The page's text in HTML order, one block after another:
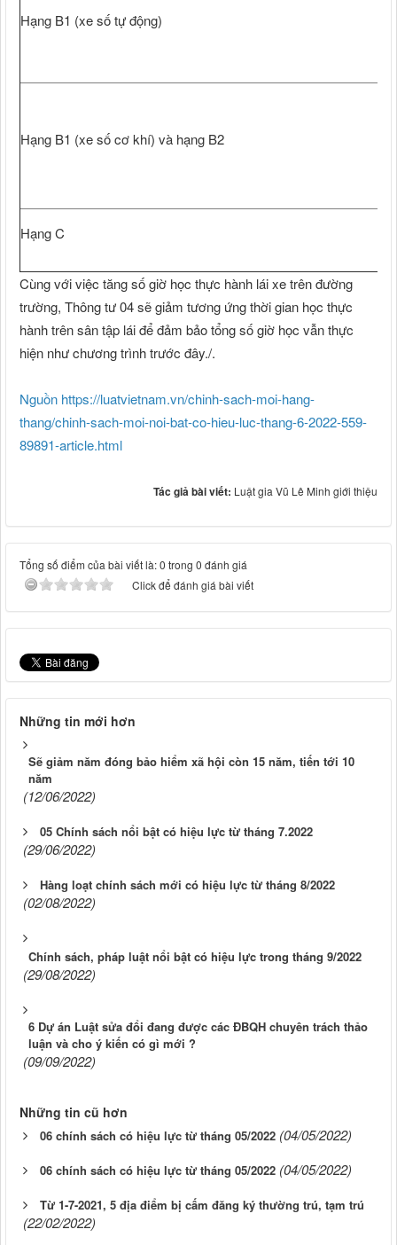
Hạng B1 (xe số tự động)
Hạng B1 (xe số cơ khí) và hạng B2
Hạng C
Cùng với việc tăng số giờ học thực hành lái xe trên đường
trường, Thông tư 04 sẽ giảm tương ứng thời gian học thực
hành trên sân tập lái để đảm bảo tổng số giờ học vẫn thực
hiện như chương trình trước đây./.
Nguồn https://luatvietnam.vn/chinh-sach-moi-hang-
thang/chinh-sach-moi-noi-bat-co-hieu-luc-thang-6-2022-559-
89891-article.html
Tác giả bài viết: Luật gia Vũ Lê Minh giới thiệu
Tổng số điểm của bài viết là: 0 trong 0 đánh giá
Click để đánh giá bài viết
Những tin mới hơn
Sẽ giảm năm đóng bảo hiểm xã hội còn 15 năm, tiến tới 10
năm
(12/06/2022)
05 Chính sách nổi bật có hiệu lực từ tháng 7.2022
(29/06/2022)
Hàng loạt chính sách mới có hiệu lực từ tháng 8/2022
(02/08/2022)
Chính sách, pháp luật nổi bật có hiệu lực trong tháng 9/2022
(29/08/2022)
6 Dự án Luật sửa đổi đang được các ĐBQH chuyên trách thảo
luận và cho ý kiến có gì mới ?
(09/09/2022)
Những tin cũ hơn
06 chính sách có hiệu lực từ tháng 05/2022 (04/05/2022)
06 chính sách có hiệu lực từ tháng 05/2022 (04/05/2022)
Từ 1-7-2021, 5 địa điểm bị cấm đăng ký thường trú, tạm trú
(22/02/2022)